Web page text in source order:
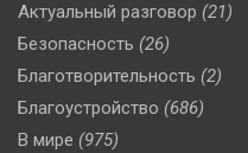
Актуальный разговор (21)
Безопасность (26)
Благотворительность (2)
Благоустройство (686)
В мире (975)